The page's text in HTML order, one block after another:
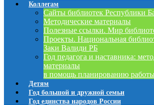
Коллегам
Сайты библиотек Республики
Методические материалы
Полезные ссылки. Мир
Проекты. Национальная
Заки Валиди РБ
Год педагога и наставника:
материалы
в помощь планированию
Детям
Год большой и дружной семьи
Год единства народов России